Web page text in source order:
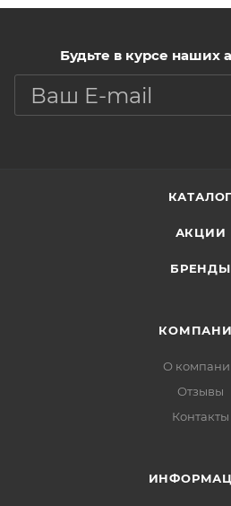
Будьте в курсе наших
КАТАЛОГ
АКЦИИ
БРЕНДЫ
О
Отзывы
Контакты